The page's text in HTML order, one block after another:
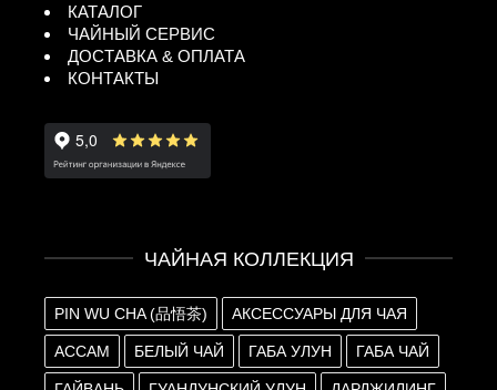
КАТАЛОГ
ЧАЙНЫЙ СЕРВИС
ДОСТАВКА & ОПЛАТА
КОНТАКТЫ
ЧАЙНАЯ КОЛЛЕКЦИЯ
PIN WU CHA (品悟茶) АКСЕССУАРЫ ДЛЯ ЧАЯ
АССАМ БЕЛЫЙ ЧАЙ ГАБА УЛУН ГАБА ЧАЙ